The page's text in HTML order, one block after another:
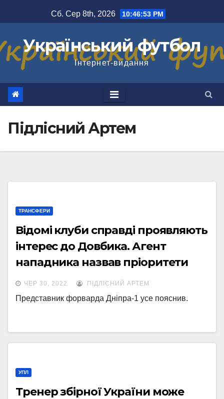
до
Сб. Сер 8th, 2026 10:46:54 PM
Український футбол
Інтернет-видання
Підлісний Артем
ТРАНСФЕРИ
Відомі клуби справді проявляють
інтерес до Довбика. Агент
нападника назвав пріоритети
гравця
ЧЕР 30, 2022 ПІДЛІСНИЙ АРТЕМ
Представник форварда Дніпра-1 усе пояснив.
УПЛ
Тренер збірної України може